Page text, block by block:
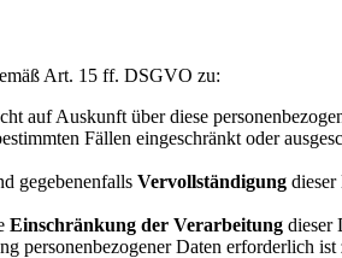
Art. 15 ff. DSGVO zu:
auf Auskunft über diese
Fällen eingeschränkt oder
gegebenenfalls Vervollständigung
Einschränkung der Verarbeitung dieser
personenbezogener Daten erforderlich